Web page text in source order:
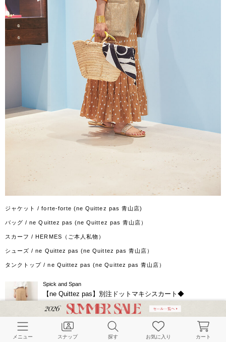
ジャケット / forte-forte (ne Quittez pas 青山店)
バッグ / ne Quittez pas (ne Quittez pas 青山店）
スカーフ / HERMES（ご本人私物）
シューズ / ne Quittez pas (ne Quittez pas 青山店）
タンクトップ / ne Quittez pas (ne Quittez pas 青山店）
Spick and Span
【ne Quittez pas】別注ドットマキシスカート◆
￥14,300(税込)
メニュー スナップ 探す お気に入り カート